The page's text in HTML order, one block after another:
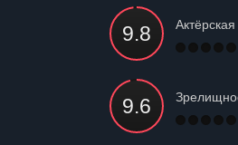
Актёрская